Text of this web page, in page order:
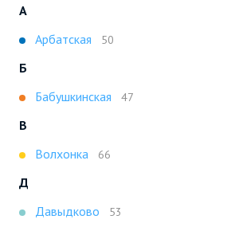
А
Арбатская
50
Б
Бабушкинская
47
В
Волхонка
66
Д
Давыдково
53